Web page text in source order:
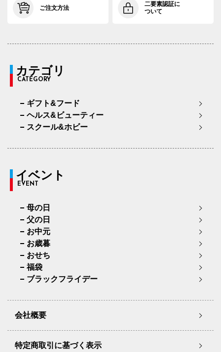
ご注文方法
二要素認証に
ついて
カテゴリ
CATEGORY
ギフト&フード
ヘルス&ビューティー
スクール&ホビー
イベント
EVENT
母の日
父の日
お中元
お歳暮
おせち
福袋
ブラックフライデー
会社概要
特定商取引に基づく表示